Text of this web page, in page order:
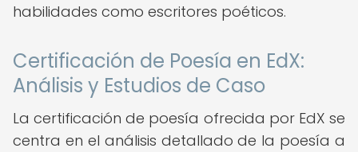
habilidades como escritores poéticos.
Certificación de Poesía en EdX:
Análisis y Estudios de Caso
La certificación de poesía ofrecida por EdX se
centra en el análisis detallado de la poesía a